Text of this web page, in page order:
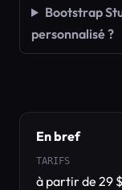
Bootstrap
personnalisé ?
En bref
TARIFS
à partir de 29